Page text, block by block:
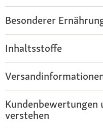
Besonderer
Inhaltsstoffe
Kundenbewertungen
verstehen